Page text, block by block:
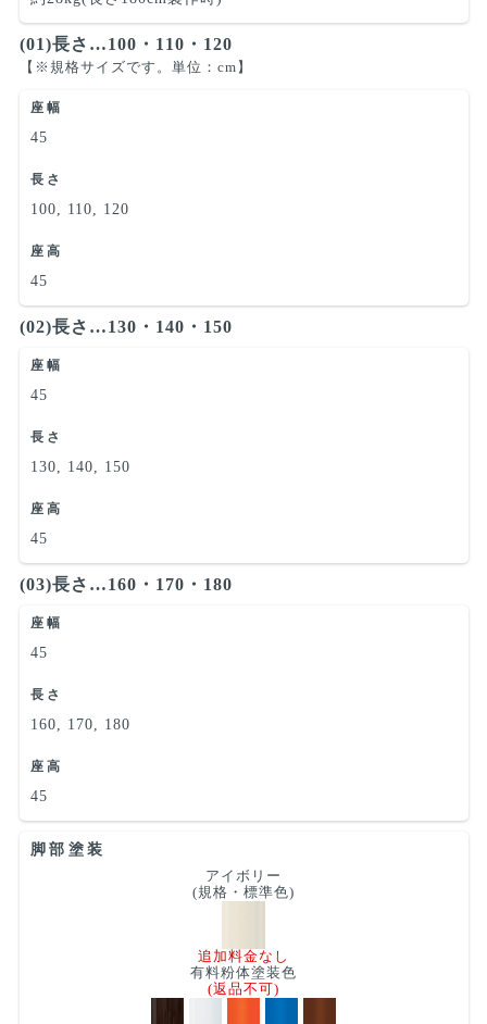
(01)長さ…100・110・120
【※規格サイズです。単位：cm】
座幅
45
長さ
100, 110, 120
座高
45
(02)長さ…130・140・150
座幅
45
長さ
130, 140, 150
座高
45
(03)長さ…160・170・180
座幅
45
長さ
160, 170, 180
座高
45
脚部塗装
アイボリー
(規格・標準色)
追加料金なし
有料粉体塗装色
(返品不可)